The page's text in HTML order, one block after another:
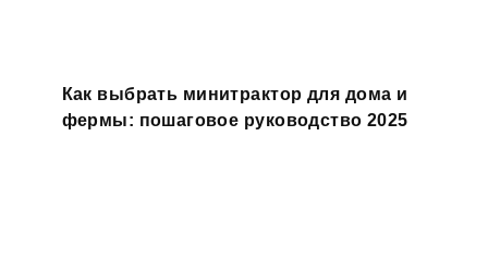
Как выбрать минитрактор для дома и
фермы: пошаговое руководство 2025